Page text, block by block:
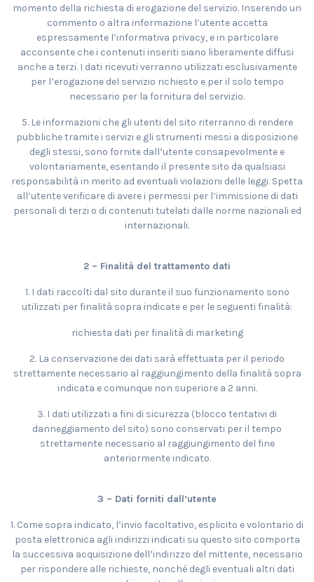
momento della richiesta di erogazione del servizio. Inserendo un
commento o altra informazione l’utente accetta
espressamente l’informativa privacy, e in particolare
acconsente che i contenuti inseriti siano liberamente diffusi
anche a terzi. I dati ricevuti verranno utilizzati esclusivamente
per l’erogazione del servizio richiesto e per il solo tempo
necessario per la fornitura del servizio.
5. Le informazioni che gli utenti del sito riterranno di rendere
pubbliche tramite i servizi e gli strumenti messi a disposizione
degli stessi, sono fornite dall’utente consapevolmente e
volontariamente, esentando il presente sito da qualsiasi
responsabilità in merito ad eventuali violazioni delle leggi. Spetta
all’utente verificare di avere i permessi per l’immissione di dati
personali di terzi o di contenuti tutelati dalle norme nazionali ed
internazionali.
2 – Finalità del trattamento dati
1. I dati raccolti dal sito durante il suo funzionamento sono
utilizzati per finalità sopra indicate e per le seguenti finalità:
richiesta dati per finalità di marketing
2. La conservazione dei dati sarà effettuata per il periodo
strettamente necessario al raggiungimento della finalità sopra
indicata e comunque non superiore a 2 anni.
3. I dati utilizzati a fini di sicurezza (blocco tentativi di
danneggiamento del sito) sono conservati per il tempo
strettamente necessario al raggiungimento del fine
anteriormente indicato.
3 – Dati forniti dall’utente
1. Come sopra indicato, l’invio facoltativo, esplicito e volontario di
posta elettronica agli indirizzi indicati su questo sito comporta
la successiva acquisizione dell’indirizzo del mittente, necessario
per rispondere alle richieste, nonché degli eventuali altri dati